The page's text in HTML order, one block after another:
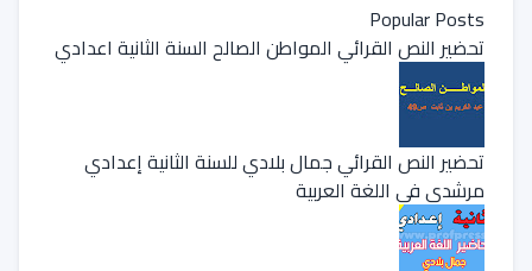
Popular Posts
تحضير النص القرائي المواطن الصالح السنة الثانية اعدادي
تحضير النص القرائي جمال بلادي للسنة الثانية إعدادي
مرشدي في اللغة العربية